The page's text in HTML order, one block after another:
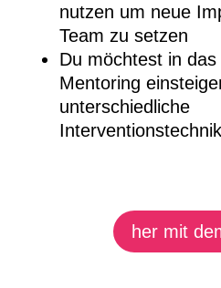
nutzen um neue
Team zu setzen
Du möchtest in
Mentoring
unterschiedliche
her mit